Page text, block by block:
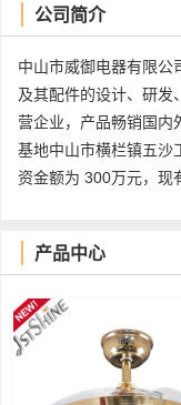
公司简介
中山市威御电器有限公
及其配件的设计、研发
营企业，产品畅销国内
基地中山市横栏镇五沙
资金额为 300万元，现
产品中心